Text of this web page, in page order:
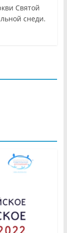
Святой
снеди.